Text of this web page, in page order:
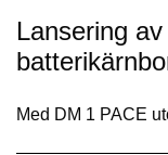
Lansering
Med DM 1 PACE